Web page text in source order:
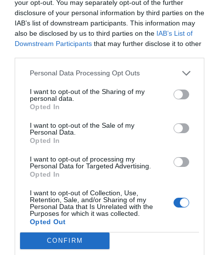
your opt-out. You may separately opt-out of the further
disclosure of your personal information by third parties on the
IAB’s list of downstream participants. This information may
also be disclosed by us to third parties on the IAB’s List of
Downstream Participants that may further disclose it to other
Personal Data Processing Opt Outs
I want to opt-out of the Sharing of my
personal data.
Opted In
I want to opt-out of the Sale of my
Personal Data.
Opted In
I want to opt-out of processing my
Personal Data for Targeted Advertising.
Opted In
I want to opt-out of Collection, Use,
Retention, Sale, and/or Sharing of my
Personal Data that Is Unrelated with the
Purposes for which it was collected.
Opted Out
CONFIRM
Cine Estreias HD